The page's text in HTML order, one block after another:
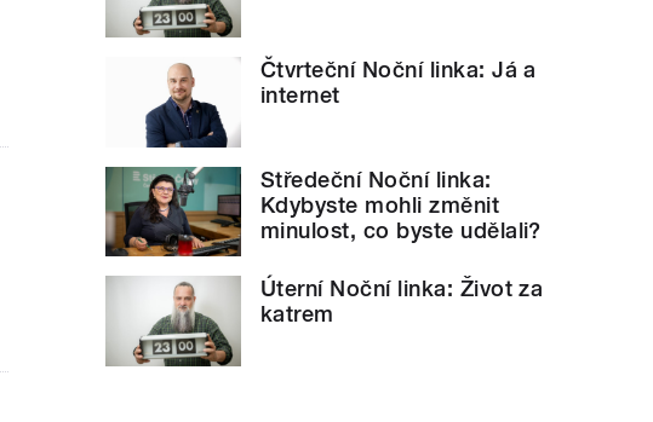
Čtvrteční Noční linka: Já a
internet
Středeční Noční linka:
Kdybyste mohli změnit
minulost, co byste udělali?
Úterní Noční linka: Život za
katrem